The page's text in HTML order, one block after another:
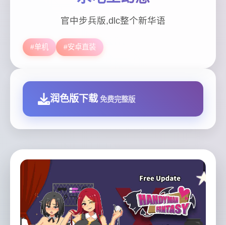
官中步兵版,dlc整个新华语
#单机 #安卓直装
润色版下载 免费完整版